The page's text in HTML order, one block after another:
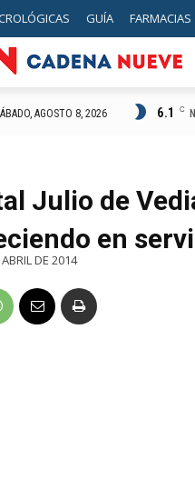
GUÍA FARMACIAS
AGOSTO 8, 2026 6.1 C
Julio de
en
DE 2014